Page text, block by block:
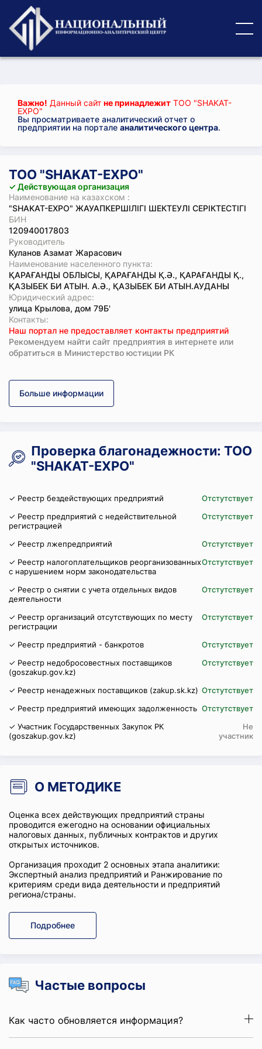
Важно! Данный сайт не принадлежит ТОО "SHAKAT-
EXPO"
Вы просматриваете аналитический отчет о
предприятии на портале аналитического центра.
ТОО "SHAKAT-EXPO"
✓ Действующая организация
Наименование на казахском :
"SHAKAT-EXPO" ЖАУАПКЕРШІЛІГІ ШЕКТЕУЛІ СЕРІКТЕСТІГІ
БИН
120940017803
Руководитель
Куланов Азамат Жарасович
Наименование населенного пункта:
ҚАРАҒАНДЫ ОБЛЫСЫ, ҚАРАҒАНДЫ Қ.Ә., ҚАРАҒАНДЫ Қ.,
ҚАЗЫБЕК БИ АТЫН. А.Ә., ҚАЗЫБЕК БИ АТЫН.АУДАНЫ
Юридический адрес:
улица Крылова, дом 79Б'
Koнтaкты:
Наш портал не предоставляет контакты предприятий
Рекомендуем найти сайт предприятия в интернете или
обратиться в Министерство юстиции РК
Больше информации
Проверка благонадежности: ТОО
"SHAKAT-EXPO"
✓ Реестр бездействующих предприятий
Отстутствует
✓ Реестр предприятий с недействительной
регистрацией
Отстутствует
✓ Реестр лжепредприятий
Отстутствует
✓ Реестр налогоплательщиков реорганизованных
с нарушением норм законодательства
Отстутствует
✓ Реестр о снятии с учета отдельных видов
деятельности
Отстутствует
✓ Реестр организаций отсутствующих по месту
регистрации
Отстутствует
✓ Реестр предприятий - банкротов
Отстутствует
✓ Реестр недобросовестных поставщиков
(goszakup.gov.kz)
Отстутствует
✓ Реестр ненадежных поставщиков (zakup.sk.kz) Отстутствует
✓ Реестр предприятий имеющих задолженность Отстутствует
✓ Участник Государственных Закупок РК
(goszakup.gov.kz)
Не
участник
О МЕТОДИКЕ
Оценка всех действующих предприятий страны
проводится ежегодно на основании официальных
налоговых данных, публичных контрактов и других
открытых источников.
Организация проходит 2 основных этапа аналитики:
Экспертный анализ предприятий и Ранжирование по
критериям среди вида деятельности и предприятий
региона/страны.
Подробнее
Частые вопросы
Как часто обновляется информация?